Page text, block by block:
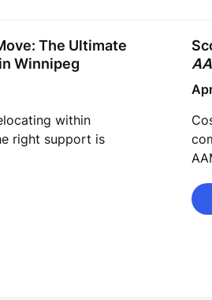
The Ultimate
Winnipeg
within
right support is